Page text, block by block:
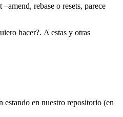
rebase o resets, parece
hacer?. A estas y otras
estando en nuestro repositorio (en